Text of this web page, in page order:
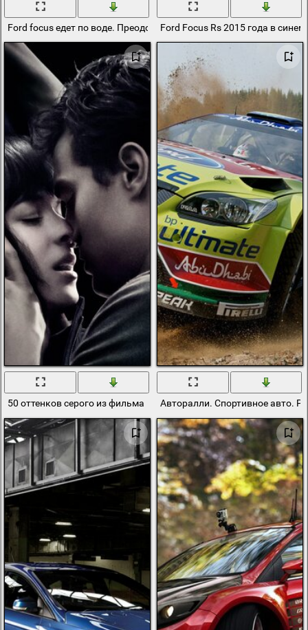
Ford focus едет по воде. Преодоление водных препятствий форд
Ford Focus Rs 2015 года в синем
50 оттенков серого из фильма Авторалли. Спортивное авто.